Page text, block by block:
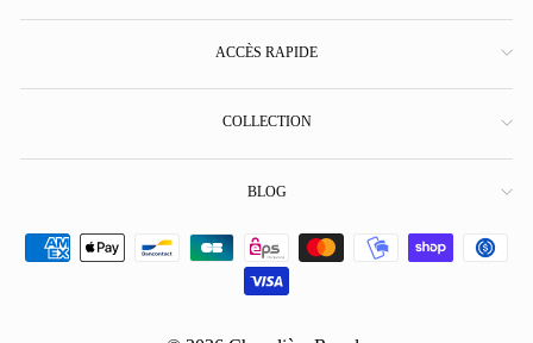
ACCÈS RAPIDE
COLLECTION
BLOG